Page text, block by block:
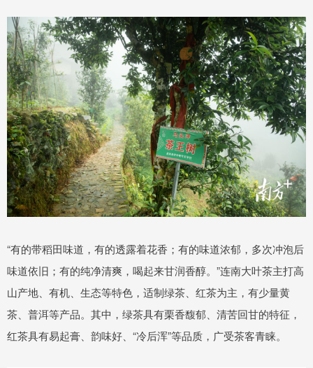
“有的带稻田味道，有的透露着花香；有的味道浓郁，多次冲泡后
味道依旧；有的纯净清爽，喝起来甘润香醇。”连南大叶茶主打高
山产地、有机、生态等特色，适制绿茶、红茶为主，有少量黄
茶、普洱等产品。其中，绿茶具有栗香馥郁、清苦回甘的特征，
红茶具有易起膏、韵味好、“冷后浑”等品质，广受茶客青睐。